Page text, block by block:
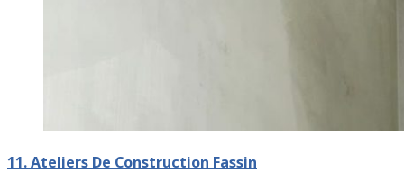
11. Ateliers De Construction Fassin